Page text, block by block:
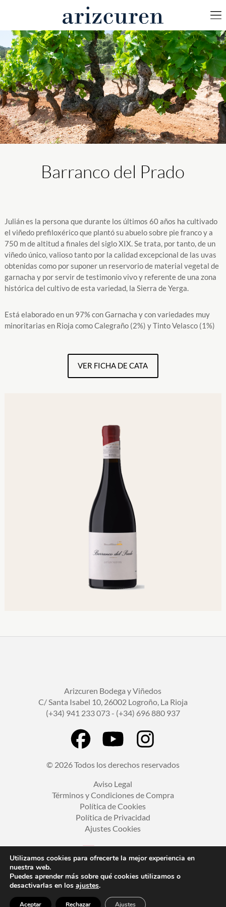
Barranco del Prado
Julián es la persona que durante los últimos 60 años ha cultivado
el viñedo prefiloxérico que plantó su abuelo sobre pie franco y a
750 m de altitud a finales del siglo XIX. Se trata, por tanto, de un
viñedo único, valioso tanto por la calidad excepcional de las uvas
obtenidas como por suponer un reservorio de material vegetal de
garnacha y por servir de testimonio vivo y referente de una zona
histórica del cultivo de esta variedad, la Sierra de Yerga.
Está elaborado en un 97% con Garnacha y con variedades muy
minoritarias en Rioja como Calegraño (2%) y Tinto Velasco (1%)
VER FICHA DE CATA
Arizcuren Bodega y Viñedos
C/ Santa Isabel 10, 26002 Logroño, La Rioja
(+34) 941 233 073 - (+34) 696 880 937
© 2026 Todos los derechos reservados
Aviso Legal
Términos y Condiciones de Compra
Política de Cookies
Política de Privacidad
Ajustes Cookies
Utilizamos cookies para ofrecerte la mejor experiencia en
nuestra web.
Puedes aprender más sobre qué cookies utilizamos o
desactivarlas en los ajustes.
Aceptar Rechazar Ajustes